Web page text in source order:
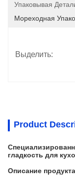
Упаковывая
Мореходная
Выделить:
Product
гладкость для
Описание